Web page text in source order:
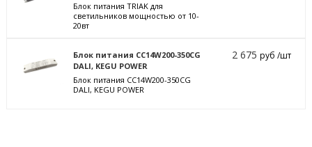
Блок питания TRIAK для
светильников мощностью от 10-
20вт
Блок питания CC14W200-350CG
DALI, KEGU POWER
Блок питания CC14W200-350CG
DALI, KEGU POWER
2 675руб /шт